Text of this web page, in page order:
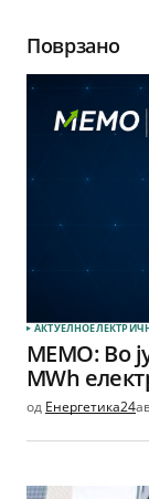
Поврзано
АКТУЕЛНО
МЕМО: Во
MWh
од Енергетика24